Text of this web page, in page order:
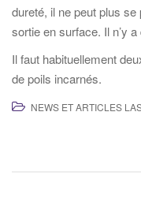
dureté, il ne peut plus
sortie en surface. Il n’y
Il faut habituellement
de poils incarnés.
NEWS ET ARTICLES